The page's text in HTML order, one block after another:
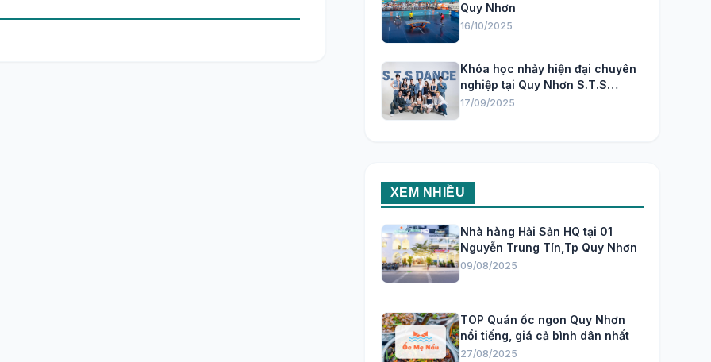
Quy Nhơn
16/10/2025
Khóa học nhảy hiện đại chuyên
nghiệp tại Quy Nhơn S.T.S
Dance Studio
17/09/2025
XEM NHIỀU
Nhà hàng Hải Sản HQ tại 01
Nguyễn Trung Tín,Tp Quy Nhơn
09/08/2025
TOP Quán ốc ngon Quy Nhơn
nổi tiếng, giá cả bình dân nhất
27/08/2025